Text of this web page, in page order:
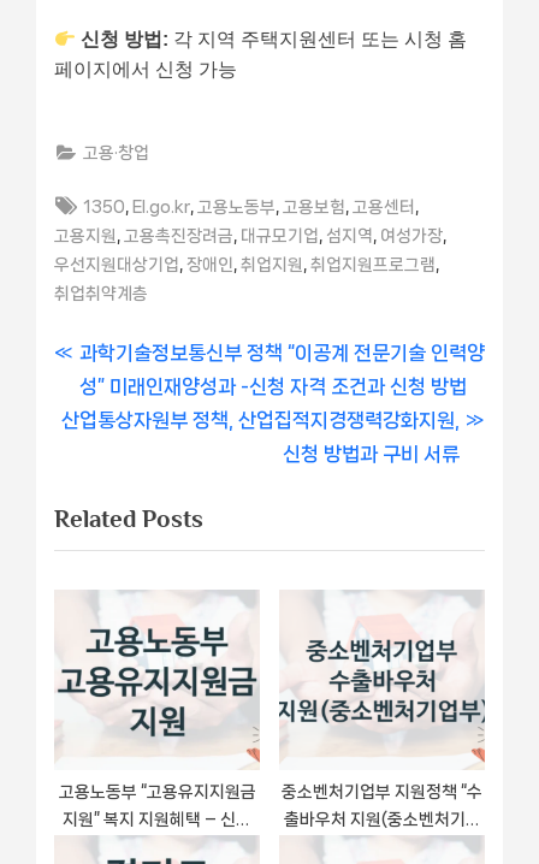
신청 방법: 각 지역 주택지원센터 또는 시청 홈
페이지에서 신청 가능
고용·창업
Tags:
1350 ,EI.go.kr 고용노동부 고용보험 고용센터
고용지원 고용촉진장려금 대규모기업 섬지역 여성가장
우선지원대상기업 장애인 취업지원 취업지원프로그램
취업취약계층
글
내
게
이
P
r
e
o
u
s
o
s
과학기술정보통신부 정책 “이공계 전문기술 인력양
성” 미래인재양성과 -신청 자격 조건과 신청 방법
N
t
P
:
산업통상자원부 정책, 산업집적지경쟁력강화지원,
신청 방법과 구비 서류
Related Posts
고용노동부 “고용유지지원금
지원” 복지 지원혜택 – 신청
조건과 자격 조건
중소벤처기업부 지원정책 “수
출바우처 지원(중소벤처기업
부)” 글로벌성장정책과 – 신